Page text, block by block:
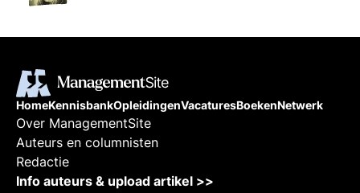
HomeKennisbankOpleidingenVacaturesBoekenNetwerk
Over ManagementSite
Auteurs en columnisten
Redactie
Info auteurs & upload artikel >>